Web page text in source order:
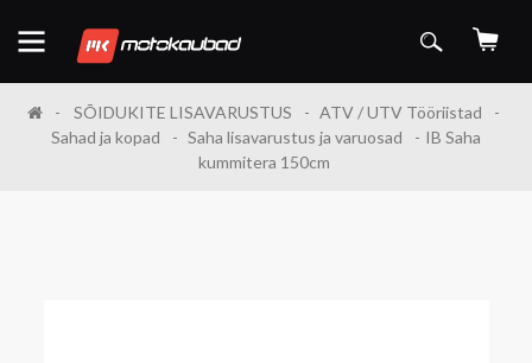
SÕIDUKITE LISAVARUSTUS
ATV / UTV Tööriistad
Sahad ja kopad
Saha lisavarustus ja varuosad
IB Saha
kummitera 150cm